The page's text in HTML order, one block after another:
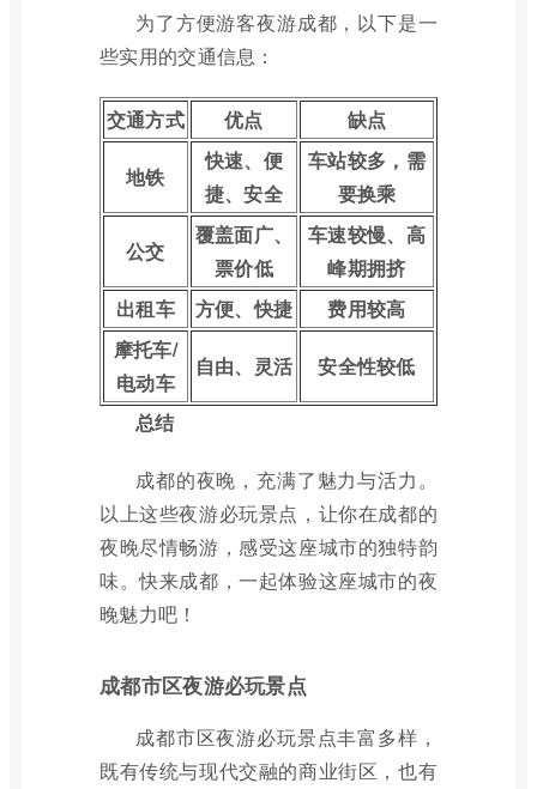
为了方便游客夜游成都，以下是一
些实用的交通信息：
交通方式 优点 缺点
地铁
快速、便
捷、安全
车站较多，需
要换乘
公交
覆盖面广、
票价低
车速较慢、高
峰期拥挤
出租车
方便、快捷
费用较高
摩托车/
电动车
自由、灵活 安全性较低
总结
成都的夜晚，充满了魅力与活力。
以上这些夜游必玩景点，让你在成都的
夜晚尽情畅游，感受这座城市的独特韵
味。快来成都，一起体验这座城市的夜
晚魅力吧！
成都市区夜游必玩景点
成都市区夜游必玩景点丰富多样，
既有传统与现代交融的商业街区，也有